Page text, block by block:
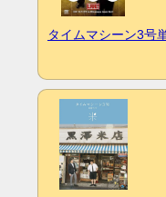
タイムマシーン3